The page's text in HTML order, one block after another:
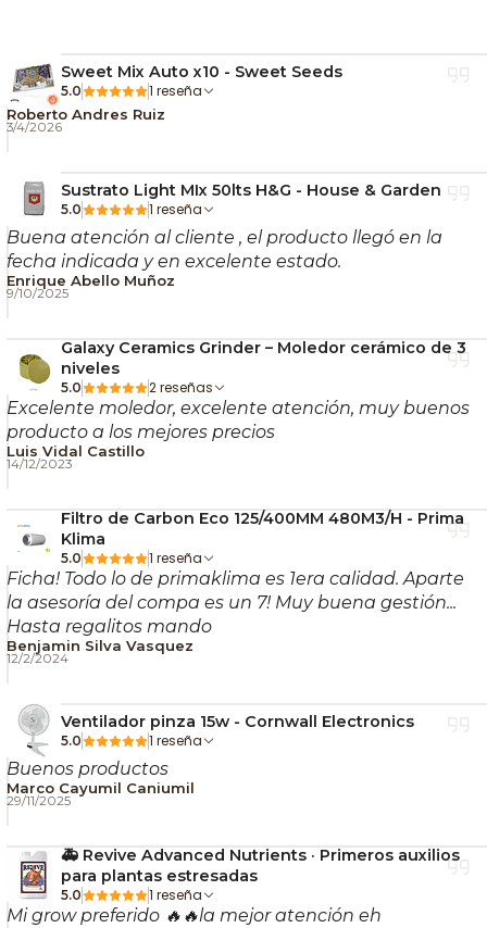
Sweet Mix Auto x10 - Sweet Seeds
5.0 1 reseña
Roberto Andres Ruiz
3/4/2026
Sustrato Light MIx 50lts H&G - House & Garden
5.0 1 reseña
Buena atención al cliente , el producto llegó en la
fecha indicada y en excelente estado.
Enrique Abello Muñoz
9/10/2025
Galaxy Ceramics Grinder – Moledor cerámico de 3
niveles
5.0 2 reseñas
Excelente moledor, excelente atención, muy buenos
producto a los mejores precios
Luis Vidal Castillo
14/12/2023
Filtro de Carbon Eco 125/400MM 480M3/H - Prima
Klima
5.0 1 reseña
Ficha! Todo lo de primaklima es 1era calidad. Aparte
la asesoría del compa es un 7! Muy buena gestión...
Hasta regalitos mando
Benjamin Silva Vasquez
12/2/2024
Ventilador pinza 15w - Cornwall Electronics
5.0 1 reseña
Buenos productos
Marco Cayumil Caniumil
29/11/2025
🚑 Revive Advanced Nutrients · Primeros auxilios
para plantas estresadas
5.0 1 reseña
Mi grow preferido 🔥🔥la mejor atención eh